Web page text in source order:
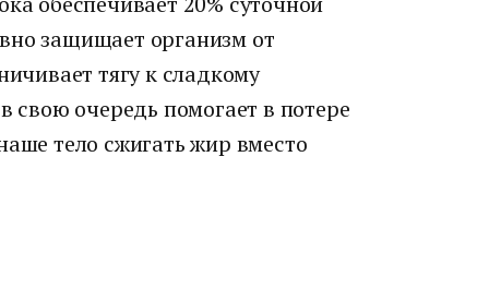
защищает организм от
тягу к сладкому
свою очередь помогает в потере
тело сжигать жир вместо